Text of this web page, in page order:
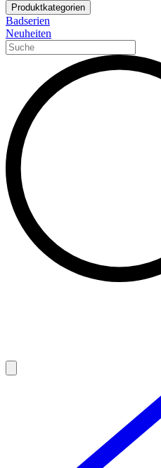
Produktkategorien
Badserien
Neuheiten